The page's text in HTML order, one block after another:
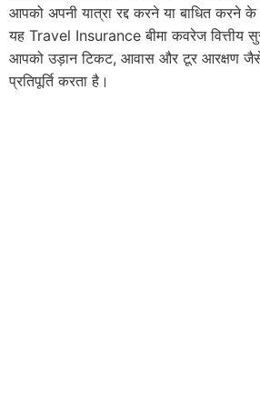
आपको अपनी यात्रा रद्द करने या बाधित करने
यह Travel Insurance बीमा कवरेज वित्तीय
आपको उड़ान टिकट, आवास और टूर आरक्षण जैसे
प्रतिपूर्ति करता है।